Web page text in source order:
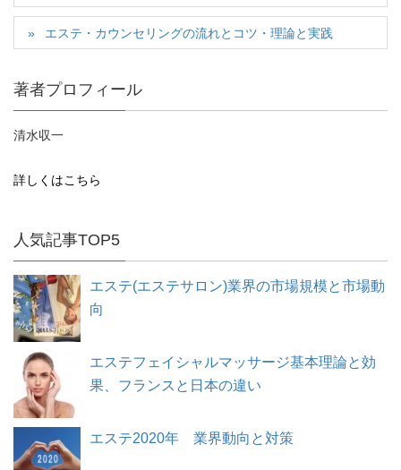
エステ・カウンセリングの流れとコツ・理論と実践
著者プロフィール
清水収一
詳しくはこちら
人気記事TOP5
エステ(エステサロン)業界の市場規模と市場動
向
エステフェイシャルマッサージ基本理論と効
果、フランスと日本の違い
エステ2020年 業界動向と対策